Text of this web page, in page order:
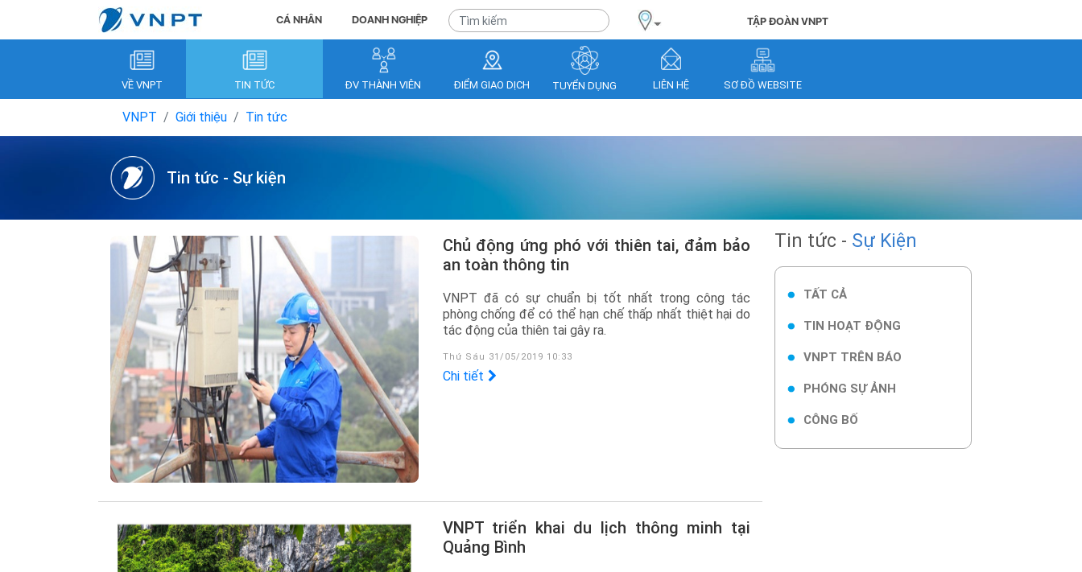
CÁ NHÂN DOANH NGHIỆP TẬP ĐOÀN VNPT
VỀ VNPT TIN TỨC ĐV THÀNH VIÊN ĐIỂM GIAO DỊCH TUYỂN DỤNG LIÊN HỆ SƠ ĐỒ WEBSITE
VNPT Giới thiệu Tin tức
Tin tức - Sự kiện
Chủ động ứng phó với thiên tai, đảm bảo
an toàn thông tin
VNPT đã có sự chuẩn bị tốt nhất trong công tác
phòng chống để có thể hạn chế thấp nhất thiệt hại do
tác động của thiên tai gây ra.
Thứ Sáu 31/05/2019 10:33
Chi tiết
VNPT triển khai du lịch thông minh tại
Quảng Bình
Tin tức - Sự Kiện
TẤT CẢ
TIN HOẠT ĐỘNG
VNPT TRÊN BÁO
PHÓNG SỰ ẢNH
CÔNG BỐ